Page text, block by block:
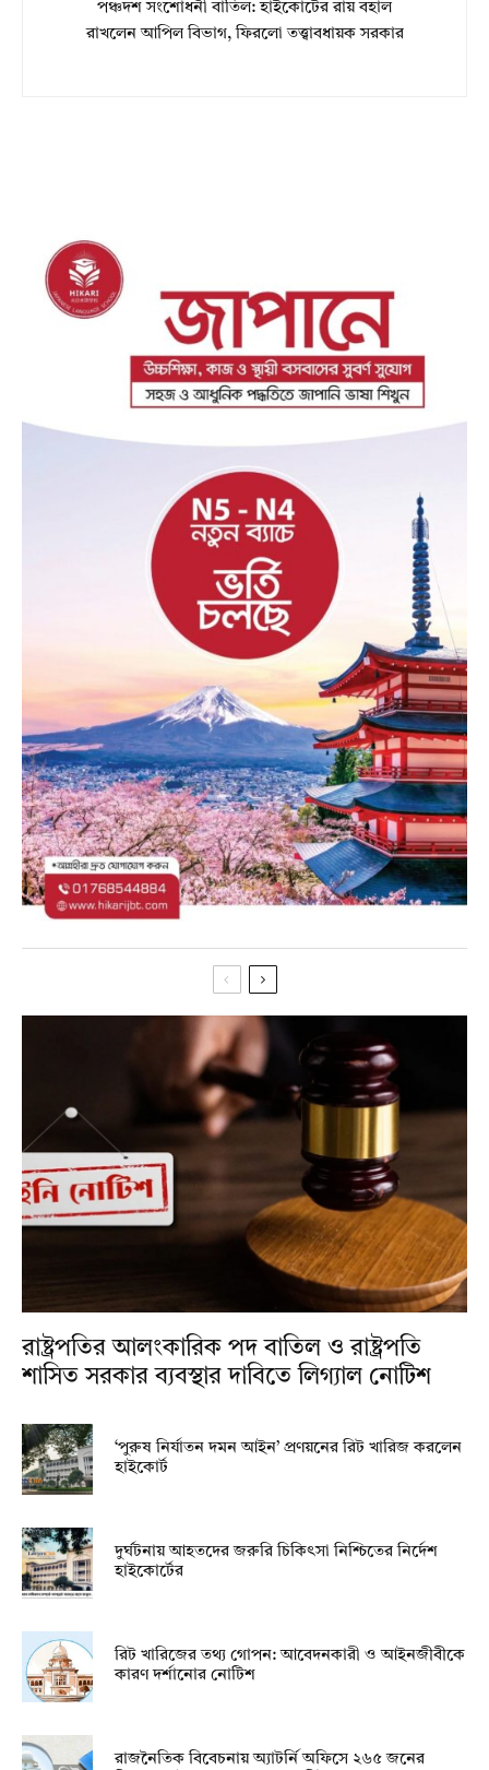
পঞ্চদশ সংশোধনী বাতিল: হাইকোর্টের রায় বহাল
রাখলেন আপিল বিভাগ, ফিরলো তত্ত্বাবধায়ক সরকার
রাষ্ট্রপতির আলংকারিক পদ বাতিল ও রাষ্ট্রপতি
শাসিত সরকার ব্যবস্থার দাবিতে লিগ্যাল নোটিশ
‘পুরুষ নির্যাতন দমন আইন’ প্রণয়নের রিট খারিজ করলেন
হাইকোর্ট
দুর্ঘটনায় আহতদের জরুরি চিকিৎসা নিশ্চিতের নির্দেশ
হাইকোর্টের
রিট খারিজের তথ্য গোপন: আবেদনকারী ও আইনজীবীকে
কারণ দর্শানোর নোটিশ
রাজনৈতিক বিবেচনায় অ‍্যাটর্নি অফিসে ২৬৫ জনের